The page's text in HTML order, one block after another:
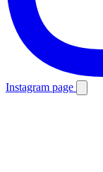
Instagram page